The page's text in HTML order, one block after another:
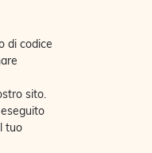
di codice
sito.
tuo